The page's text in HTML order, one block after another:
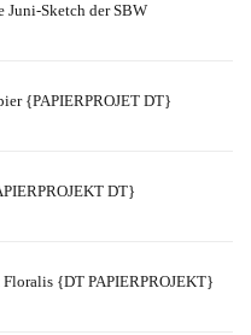
Juni-Sketch der SBW
{PAPIERPROJET DT}
DT}
{DT PAPIERPROJEKT}